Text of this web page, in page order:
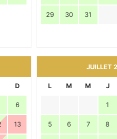
29 30 31
D
6
13
JUILLET
L M M J
1
5 6 7 8